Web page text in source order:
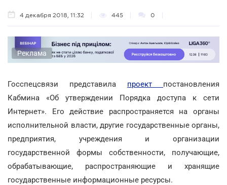
4 декабря 2018, 11:32 445 0
Реклама
Госспецсвязи представила проект постановления
Кабмина «Об утверждении Порядка доступа к сети
Интернет». Его действие распространяется на органы
исполнительной власти, другие государственные органы,
предприятия, учреждения и организации
государственной формы собственности, получающие,
обрабатывающие, распространяющие и хранящие
государственные информационные ресурсы.